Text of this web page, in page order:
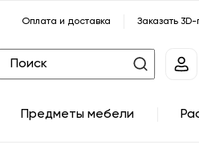
Оплата и доставка Заказать
Предметы мебели